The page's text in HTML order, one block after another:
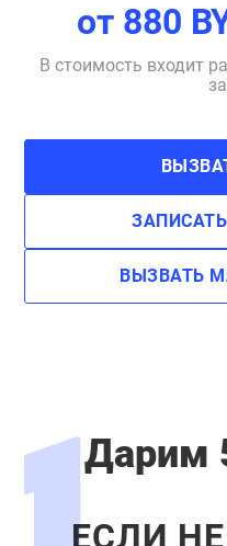
от 880
В стоимость входит
ВЫЗВАТЬ
Дарим
ЕСЛИ